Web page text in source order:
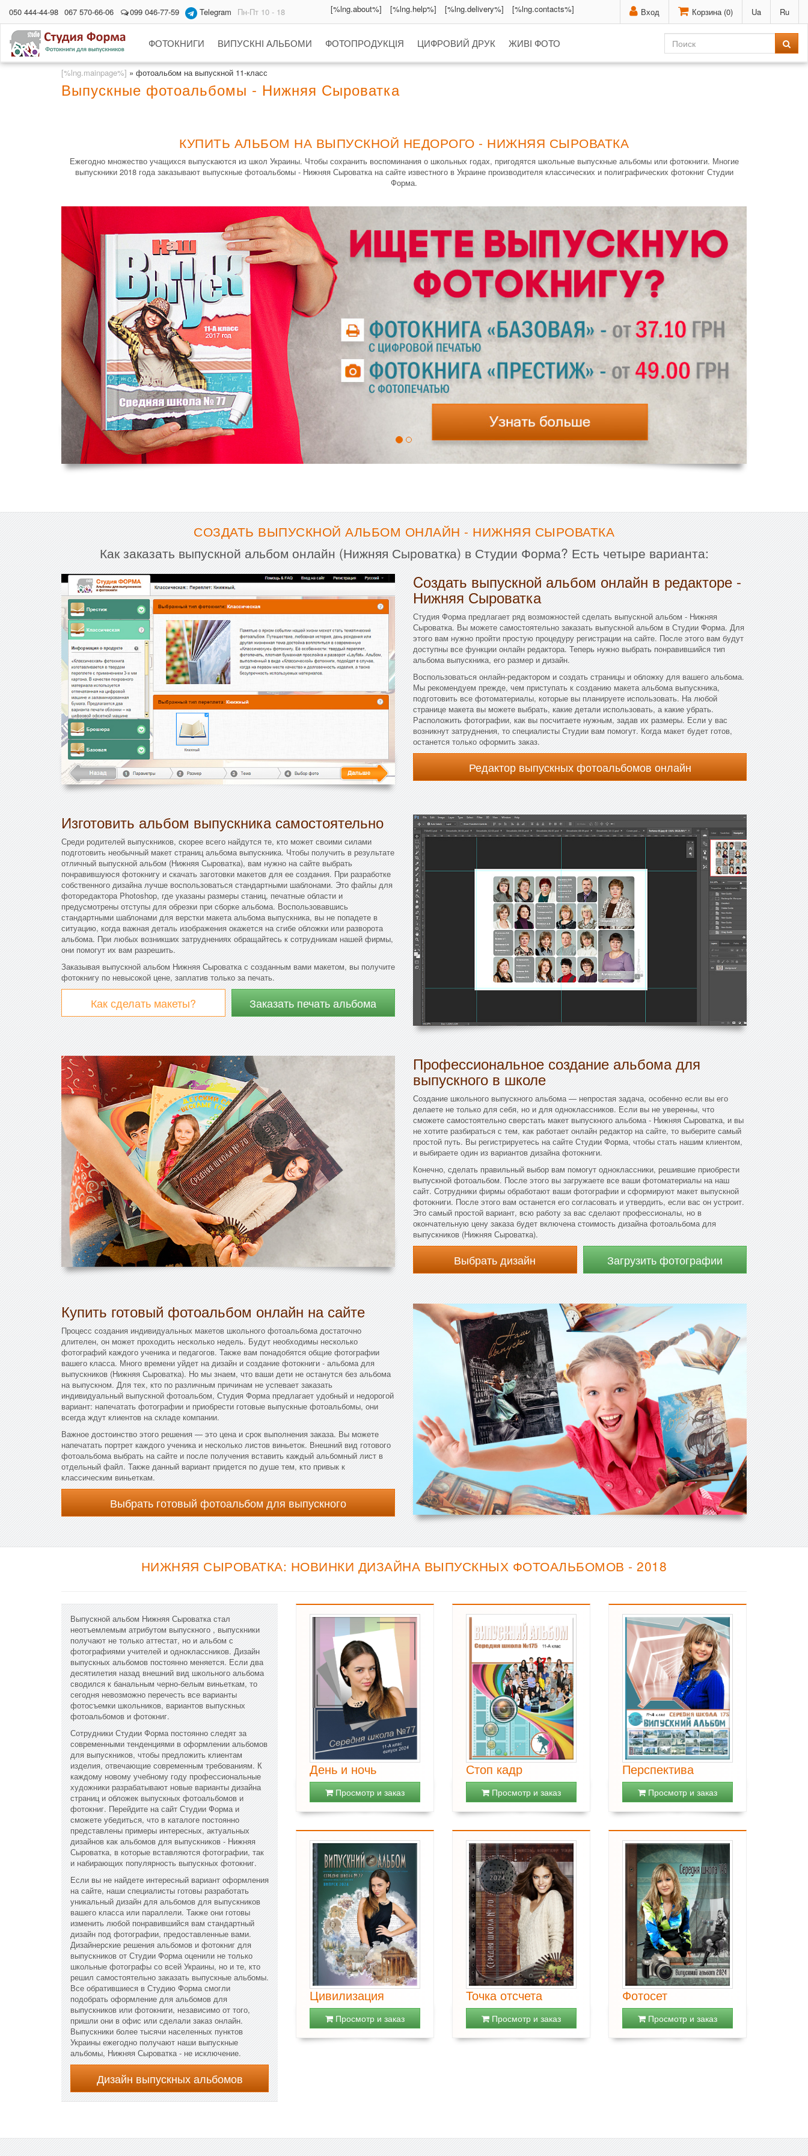
Вход Корзина (0) Ua Ru
050 444-44-98 067 570-66-06 099 046-77-59 Telegram Пн-Пт 10 - 18 [%lng.about%] [%lng.help%] [%lng.delivery%] [%lng.contacts%]
ФОТОКНИГИ ВИПУСКНІ АЛЬБОМИ ФОТОПРОДУКЦІЯ ЦИФРОВИЙ ДРУК ЖИВІ ФОТО
[%lng.mainpage%] » фотоальбом на выпускной 11-класс
Выпускные фотоальбомы - Нижняя Сыроватка
КУПИТЬ АЛЬБОМ НА ВЫПУСКНОЙ НЕДОРОГО - НИЖНЯЯ СЫРОВАТКА
Ежегодно множество учащихся выпускаются из школ Украины. Чтобы сохранить воспоминания о школьных годах, пригодятся школьные выпускные альбомы или фотокниги. Многие
выпускники 2018 года заказывают выпускные фотоальбомы - Нижняя Сыроватка на сайте известного в Украине производителя классических и полиграфических фотокниг Студии
Форма.
СОЗДАТЬ ВЫПУСКНОЙ АЛЬБОМ ОНЛАЙН - НИЖНЯЯ СЫРОВАТКА
Как заказать выпускной альбом онлайн (Нижняя Сыроватка) в Студии Форма? Есть четыре варианта:
Cоздать выпускной альбом онлайн в редакторе -
Нижняя Сыроватка
Студия Форма предлагает ряд возможностей сделать выпускной альбом - Нижняя
Сыроватка. Вы можете самостоятельно заказать выпускной альбом в Студии Форма. Для
этого вам нужно пройти простую процедуру регистрации на сайте. После этого вам будут
доступны все функции онлайн редактора. Теперь нужно выбрать понравившийся тип
альбома выпускника, его размер и дизайн.
Воспользоваться онлайн-редактором и создать страницы и обложку для вашего альбома.
Мы рекомендуем прежде, чем приступать к созданию макета альбома выпускника,
подготовить все фотоматериалы, которые вы планируете использовать. На любой
странице макета вы можете выбрать, какие детали использовать, а какие убрать.
Расположить фотографии, как вы посчитаете нужным, задав их размеры. Если у вас
возникнут затруднения, то специалисты Студии вам помогут. Когда макет будет готов,
останется только оформить заказ.
Редактор выпускных фотоальбомов онлайн
Изготовить альбом выпускника самостоятельно
Среди родителей выпускников, скорее всего найдутся те, кто может своими силами
подготовить необычный макет страниц альбома выпускника. Чтобы получить в результате
отличный выпускной альбом (Нижняя Сыроватка), вам нужно на сайте выбрать
понравившуюся фотокнигу и скачать заготовки макетов для ее создания. При разработке
собственного дизайна лучше воспользоваться стандартными шаблонами. Это файлы для
фоторедактора Photoshop, где указаны размеры станиц, печатные области и
предусмотрены отступы для обрезки при сборке альбома. Воспользовавшись
стандартными шаблонами для верстки макета альбома выпускника, вы не попадете в
ситуацию, когда важная деталь изображения окажется на сгибе обложки или разворота
альбома. При любых возникших затруднениях обращайтесь к сотрудникам нашей фирмы,
они помогут их вам разрешить.
Заказывая выпускной альбом Нижняя Сыроватка с созданным вами макетом, вы получите
фотокнигу по невысокой цене, заплатив только за печать.
Как сделать макеты? Заказать печать альбома
Профессиональное создание альбома для
выпускного в школе
Создание школьного выпускного альбома — непростая задача, особенно если вы его
делаете не только для себя, но и для одноклассников. Если вы не уверенны, что
сможете самостоятельно сверстать макет выпускного альбома - Нижняя Сыроватка, и вы
не хотите разбираться с тем, как работает онлайн редактор на сайте, то выберите самый
простой путь. Вы регистрируетесь на сайте Студии Форма, чтобы стать нашим клиентом,
и выбираете один из вариантов дизайна фотокниги.
Конечно, сделать правильный выбор вам помогут одноклассники, решившие приобрести
выпускной фотоальбом. После этого вы загружаете все ваши фотоматериалы на наш
сайт. Сотрудники фирмы обработают ваши фотографии и сформируют макет выпускной
фотокниги. После этого вам останется его согласовать и утвердить, если вас он устроит.
Это самый простой вариант, всю работу за вас сделают профессионалы, но в
окончательную цену заказа будет включена стоимость дизайна фотоальбома для
выпускников (Нижняя Сыроватка).
Выбрать дизайн Загрузить фотографии
Купить готовый фотоальбом онлайн на сайте
Процесс создания индивидуальных макетов школьного фотоальбома достаточно
длителен, он может проходить несколько недель. Будут необходимы несколько
фотографий каждого ученика и педагогов. Также вам понадобятся общие фотографии
вашего класса. Много времени уйдет на дизайн и создание фотокниги - альбома для
выпускников (Нижняя Сыроватка). Но мы знаем, что ваши дети не останутся без альбома
на выпускном. Для тех, кто по различным причинам не успевает заказать
индивидуальный выпускной фотоальбом, Студия Форма предлагает удобный и недорогой
вариант: напечатать фотографии и приобрести готовые выпускные фотоальбомы, они
всегда ждут клиентов на складе компании.
Важное достоинство этого решения — это цена и срок выполнения заказа. Вы можете
напечатать портрет каждого ученика и несколько листов виньеток. Внешний вид готового
фотоальбома выбрать на сайте и после получения вставить каждый альбомный лист в
отдельный файл. Также данный вариант придется по душе тем, кто привык к
классическим виньеткам.
Выбрать готовый фотоальбом для выпускного
НИЖНЯЯ СЫРОВАТКА: НОВИНКИ ДИЗАЙНА ВЫПУСКНЫХ ФОТОАЛЬБОМОВ - 2018
Выпускной альбом Нижняя Сыроватка стал
неотъемлемым атрибутом выпускного , выпускники
получают не только аттестат, но и альбом с
фотографиями учителей и одноклассников. Дизайн
выпускных альбомов постоянно меняется. Если два
десятилетия назад внешний вид школьного альбома
сводился к банальным черно-белым виньеткам, то
сегодня невозможно перечесть все варианты
фотосъемки школьников, вариантов выпускных
фотоальбомов и фотокниг.
Сотрудники Студии Форма постоянно следят за
современными тенденциями в оформлении альбомов
для выпускников, чтобы предложить клиентам
изделия, отвечающие современным требованиям. К
каждому новому учебному году профессиональные
художники разрабатывают новые варианты дизайна
страниц и обложек выпускных фотоальбомов и
фотокниг. Перейдите на сайт Студии Форма и
сможете убедиться, что в каталоге постоянно
представлены примеры интересных, актуальных
дизайнов как альбомов для выпускников - Нижняя
Сыроватка, в которые вставляются фотографии, так
и набирающих популярность выпускных фотокниг.
Если вы не найдете интересный вариант оформления
на сайте, наши специалисты готовы разработать
уникальный дизайн для альбомов для выпускников
вашего класса или параллели. Также они готовы
изменить любой понравившийся вам стандартный
дизайн под фотографии, предоставленные вами.
Дизайнерские решения альбомов и фотокниг для
выпускников от Студии Форма оценили не только
школьные фотографы со всей Украины, но и те, кто
решил самостоятельно заказать выпускные альбомы.
Все обратившиеся в Студию Форма смогли
подобрать оформление для альбомов для
выпускников или фотокниги, независимо от того,
пришли они в офис или сделали заказ онлайн.
Выпускники более тысячи населенных пунктов
Украины ежегодно получают наши выпускные
альбомы, Нижняя Сыроватка - не исключение.
Дизайн выпускных альбомов
День и ночь
Просмотр и заказ
Стоп кадр
Просмотр и заказ
Перспектива
Просмотр и заказ
Цивилизация
Просмотр и заказ
Точка отсчета
Просмотр и заказ
Фотосет
Просмотр и заказ